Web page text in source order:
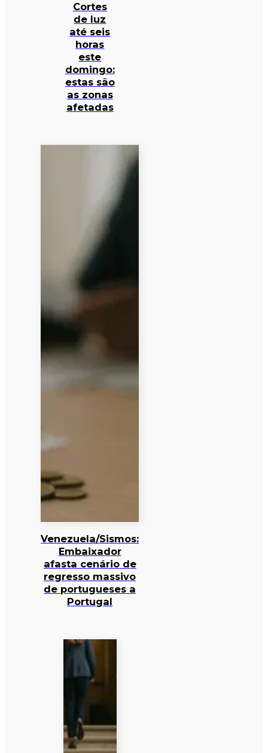
Cortes
de luz
até seis
horas
este
domingo:
estas são
as zonas
afetadas
Venezuela/Sismos:
Embaixador
afasta cenário de
regresso massivo
de portugueses a
Portugal